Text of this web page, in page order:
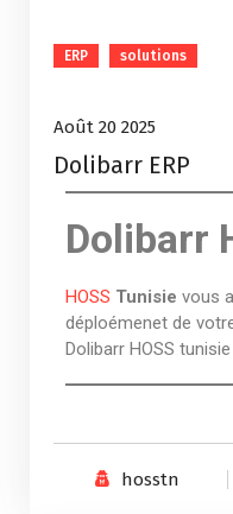
ERP solutions
Août 20 2025
Dolibarr ERP
Dolibarr
HOSS Tunisie vous
déploémenet de
Dolibarr HOSS tunisie
hosstn